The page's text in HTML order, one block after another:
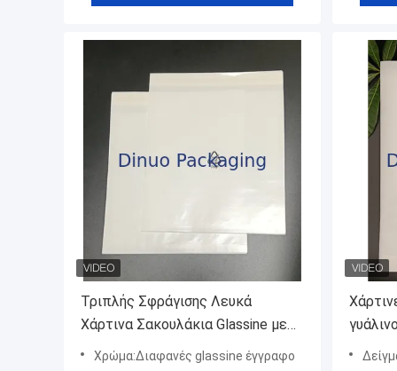
Τριπλής Σφράγισης Λευκά
Χάρτινα Σακουλάκια Glassine με
Λογότυπο Ανακύκλωσης
Χρώμα:Διαφανές glassine έγγραφο
μέρος
Δείγμα:Δωρεάν